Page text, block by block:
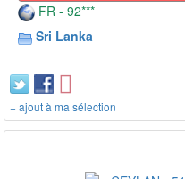
FR - 92***
Sri Lanka
+ ajout à ma sélection